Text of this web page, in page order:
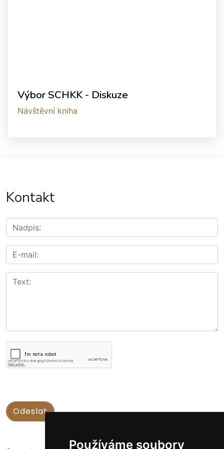
Používáme soubory
Výbor SCHKK - Diskuze
Návštěvní kniha
Kontakt